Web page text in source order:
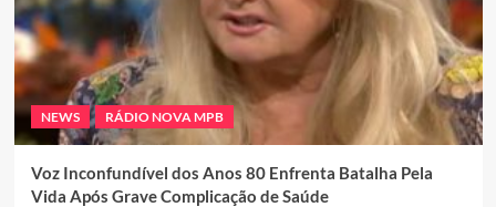
NEWS RÁDIO NOVA MPB
Voz Inconfundível dos Anos 80 Enfrenta Batalha Pela
Vida Após Grave Complicação de Saúde